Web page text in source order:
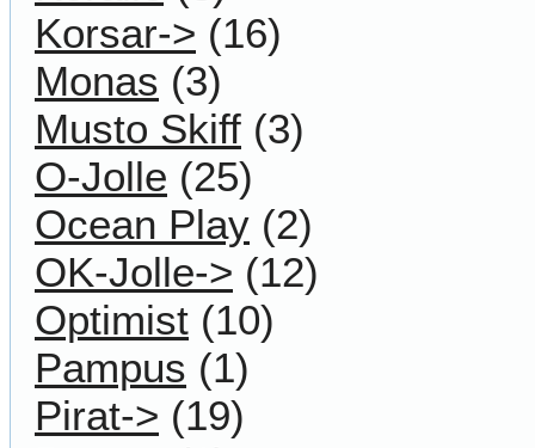
Korsar-> (16)
Monas (3)
Musto Skiff (3)
O-Jolle (25)
Ocean Play (2)
OK-Jolle-> (12)
Optimist (10)
Pampus (1)
Pirat-> (19)